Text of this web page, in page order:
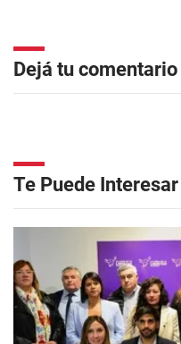
Dejá tu comentario
Te Puede Interesar